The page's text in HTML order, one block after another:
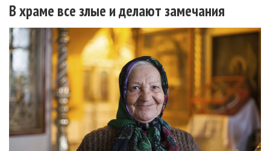
В храме все злые и делают замечания